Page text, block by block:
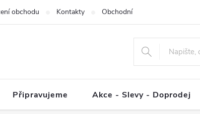
obchodu Kontakty Obchodní podmínky
Připravujeme Akce - Slevy - Doprodej